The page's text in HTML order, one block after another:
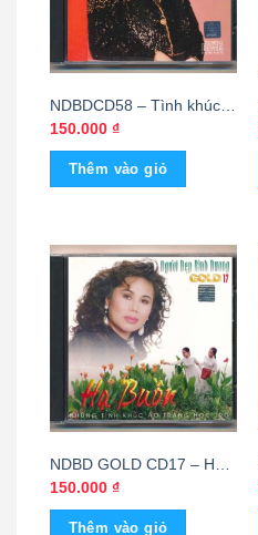
NDBDCD58 – Tình khúc
Ngô Thụy Miên
150.000 ₫
Thêm vào giỏ
NDBD GOLD CD17 – Hạ
Buồn – Những Tình Khúc
Áo Trắng Học Trò – Thanh
Tuyền
150.000 ₫
Thêm vào giỏ